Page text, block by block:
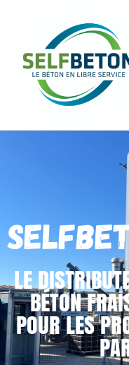
LE
BÉTON
POUR LES